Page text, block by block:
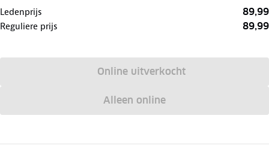
Ledenprijs 89,99
Reguliere prijs 89,99
Online uitverkocht
Alleen online